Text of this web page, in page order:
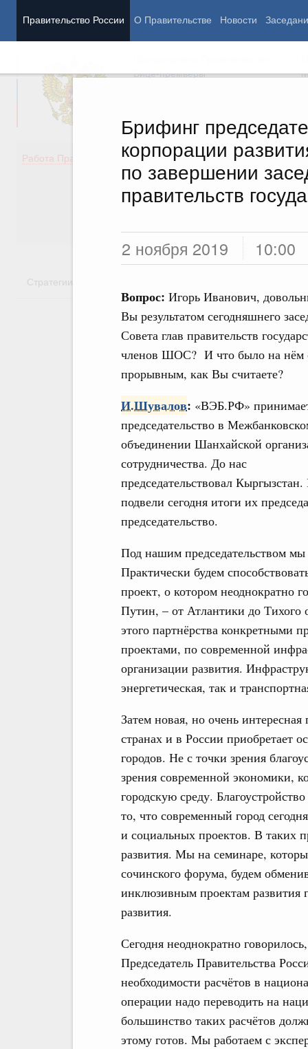
Правительство России О Правительстве Новости
Брифинг
корпорации
по завершении
правительств
2 ноября 2019 10:00
Вопрос: Игорь Иванович,
Вы результатом сегодняшнего
Совета глав правительств
членов ШОС? И что было на нём
прорывным, как Вы считаете?
И.Шувалов: «ВЭБ.РФ»
председательство в
объединении Шанхайской
сотрудничества. До нас
председательствовал
подвели сегодня итоги их
председательство.
Под нашим председательством
Практически будем
проект, о котором неоднократно
Путин, – от Атлантики до Тихого
этого партнёрства конкретными
проектами, по современной
организации развития.
энергетическая, так и
Затем новая, но очень интересная
странах и в России приобретает
городов. Не с точки зрения
зрения современной экономики,
городскую среду.
то, что современный город
и социальных проектов. В таких
развития. Мы на семинаре,
сочинского форума, будем
инклюзивным проектам развития
развития.
Сегодня неоднократно
Председатель Правительства
необходимости расчётов в
операции надо переводить на
большинство таких расчётов
этому готов. Мы работаем с
Вице-премьеры
Работа Правительства
Демография
Здоровье
Образование
Культура
Государство
Стратегии